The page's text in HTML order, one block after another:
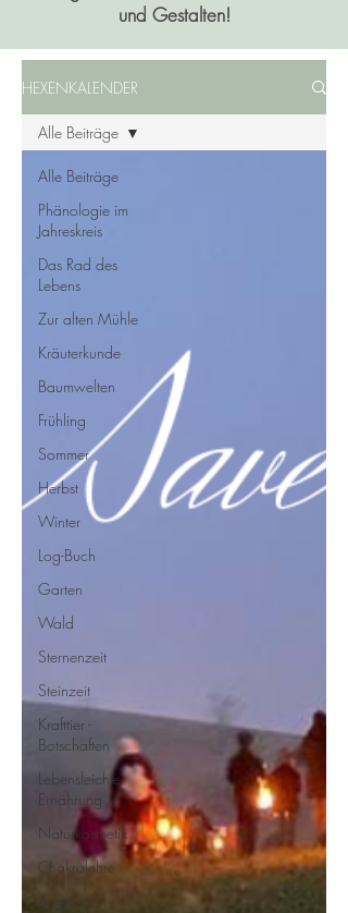
und Gestalten!
HEXENKALENDER
Alle Beiträge
Phänologie im
Jahreskreis
Das Rad des
Lebens
Zur alten Mühle
Kräuterkunde
Baumwelten
Frühling
Sommer
Herbst
Winter
Log-Buch
Garten
Wald
Sternenzeit
Steinzeit
Krafttier -
Botschaften
Lebensleichte
Ernährung
Naturkosmetik
Chakralehre
Angelart -
Alle Beiträge